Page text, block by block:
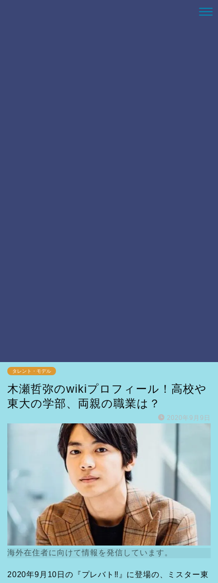
タレント・モデル
木瀬哲弥のwikiプロフィール！高校や
東大の学部、両親の職業は？
2020年9月9日
海外在住者に向けて情報を発信しています。
2020年9月10日の『プレバト‼︎』に登場の、ミスター東